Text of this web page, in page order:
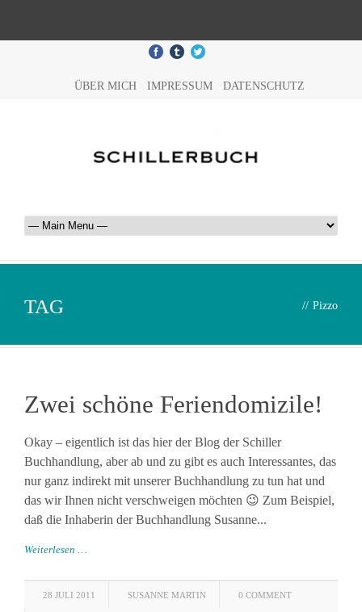
ÜBER MICH IMPRESSUM DATENSCHUTZ
TAG // Pizzo
Zwei schöne Feriendomizile!
Okay – eigentlich ist das hier der Blog der Schiller
Buchhandlung, aber ab und zu gibt es auch Interessantes, das
nur ganz indirekt mit unserer Buchhandlung zu tun hat und
das wir Ihnen nicht verschweigen möchten 😉 Zum Beispiel,
daß die Inhaberin der Buchhandlung Susanne...
Weiterlesen …
28 JULI 2011 SUSANNE MARTIN 0 COMMENT